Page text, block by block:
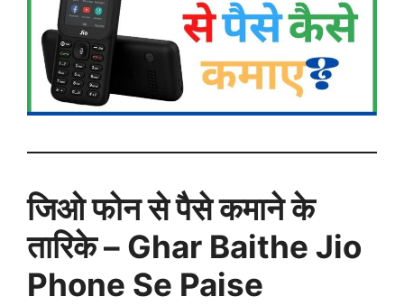
जिओ फोन से पैसे कमाने के
तारिके – Ghar Baithe Jio
Phone Se Paise